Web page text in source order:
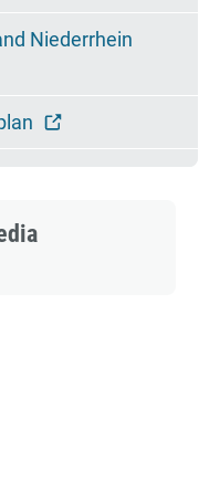
Niederrhein